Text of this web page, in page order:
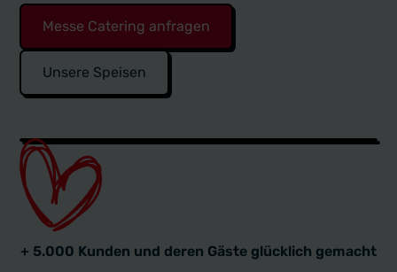
Messe Catering anfragen
Unsere Speisen
+ 5.000 Kunden und deren Gäste glücklich gemacht